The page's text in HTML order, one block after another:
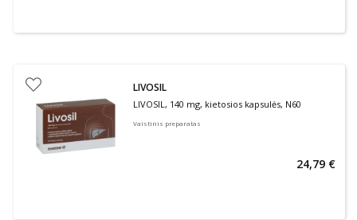
LIVOSIL
LIVOSIL, 140 mg, kietosios kapsulės, N60
Vaistinis preparatas
24,79 €